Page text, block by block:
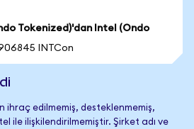
Tokenized)'dan Intel (Ondo
INTCon
ihraç edilmemiş, desteklenmemiş,
ile ilişkilendirilmemiştir. Şirket adı ve